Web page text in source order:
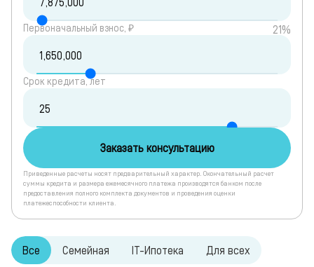
Первоначальный взнос, ₽ 21%
Срок кредита, лет
Заказать консультацию
Приведенные расчеты носят предварительный характер. Окончательный расчет
суммы кредита и размера ежемесячного платежа производятся банком после
предоставления полного комплекта документов и проведения оценки
платежеспособности клиента.
Все Семейная IT-Ипотека Для всех